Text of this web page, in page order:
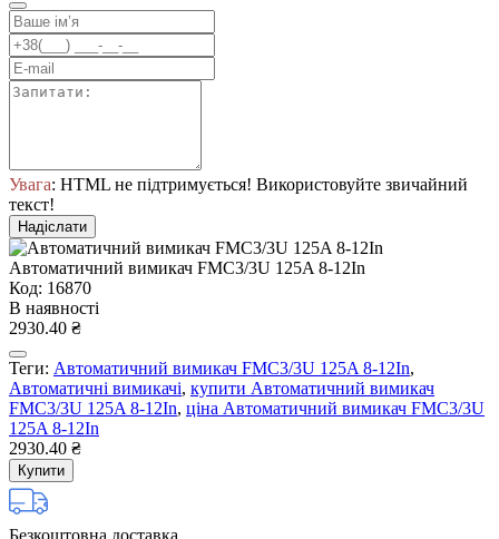
Увага: HTML не підтримується! Використовуйте звичайний
текст!
Надіслати
Автоматичний вимикач FMC3/3U 125A 8-12In
Код: 16870
В наявності
2930.40 ₴
Теги: Автоматичний вимикач FMC3/3U 125A 8-12In,
Автоматичні вимикачі, купити Автоматичний вимикач
FMC3/3U 125A 8-12In, ціна Автоматичний вимикач FMC3/3U
125A 8-12In
2930.40 ₴
Купити
Безкоштовна доставка